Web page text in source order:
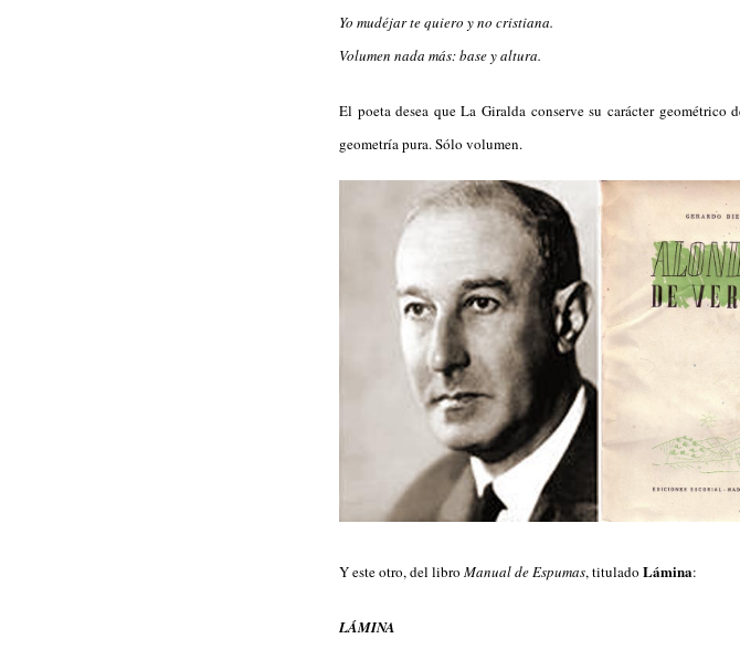
Yo mudéjar te quiero y no cristiana.
Volumen nada más: base y altura.
El poeta desea que La Giralda conserve su carácter geométrico
geometría pura. Sólo volumen.
Y este otro, del libro Manual de Espumas, titulado Lámina:
LÁMINA